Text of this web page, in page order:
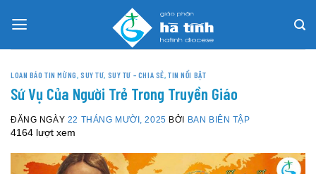
LOAN BÁO TIN MỪNG, SUY TƯ, SUY TƯ – CHIA SẺ, TIN NỔI BẬT
Sứ Vụ Của Người Trẻ Trong Truyền Giáo
ĐĂNG NGÀY 22 THÁNG MƯỜI, 2025 BỞI BAN BIÊN TẬP
4164 lượt xem